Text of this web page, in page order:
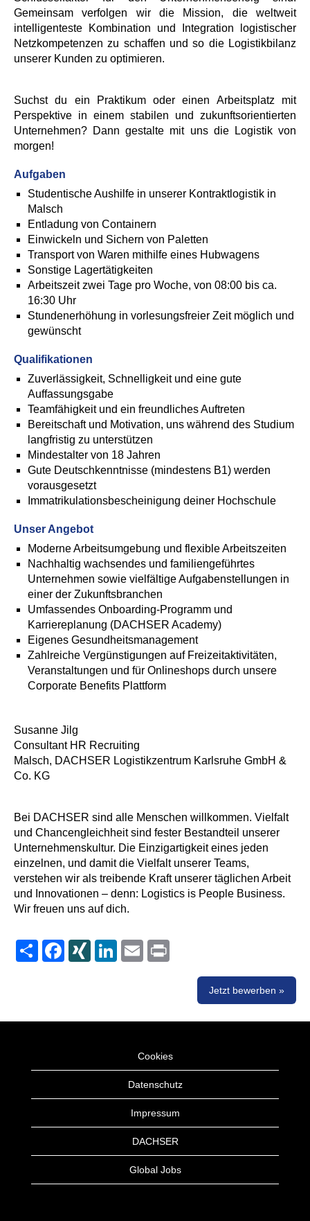
Gemeinsam verfolgen wir die Mission, die weltweit
intelligenteste Kombination und Integration logistischer
Netzkompetenzen zu schaffen und so die Logistikbilanz
unserer Kunden zu optimieren.
Suchst du ein Praktikum oder einen Arbeitsplatz mit
Perspektive in einem stabilen und zukunftsorientierten
Unternehmen? Dann gestalte mit uns die Logistik von
morgen!
Aufgaben
Studentische Aushilfe in unserer Kontraktlogistik in
Malsch
Entladung von Containern
Einwickeln und Sichern von Paletten
Transport von Waren mithilfe eines Hubwagens
Sonstige Lagertätigkeiten
Arbeitszeit zwei Tage pro Woche, von 08:00 bis ca.
16:30 Uhr
Stundenerhöhung in vorlesungsfreier Zeit möglich und
gewünscht
Qualifikationen
Zuverlässigkeit, Schnelligkeit und eine gute
Auffassungsgabe
Teamfähigkeit und ein freundliches Auftreten
Bereitschaft und Motivation, uns während des Studium
langfristig zu unterstützen
Mindestalter von 18 Jahren
Gute Deutschkenntnisse (mindestens B1) werden
vorausgesetzt
Immatrikulationsbescheinigung deiner Hochschule
Unser Angebot
Moderne Arbeitsumgebung und flexible Arbeitszeiten
Nachhaltig wachsendes und familiengeführtes
Unternehmen sowie vielfältige Aufgabenstellungen in
einer der Zukunftsbranchen
Umfassendes Onboarding-Programm und
Karriereplanung (DACHSER Academy)
Eigenes Gesundheitsmanagement
Zahlreiche Vergünstigungen auf Freizeitaktivitäten,
Veranstaltungen und für Onlineshops durch unsere
Corporate Benefits Plattform
Susanne Jilg
Consultant HR Recruiting
Malsch, DACHSER Logistikzentrum Karlsruhe GmbH &
Co. KG
Bei DACHSER sind alle Menschen willkommen. Vielfalt
und Chancengleichheit sind fester Bestandteil unserer
Unternehmenskultur. Die Einzigartigkeit eines jeden
einzelnen, und damit die Vielfalt unserer Teams,
verstehen wir als treibende Kraft unserer täglichen Arbeit
und Innovationen – denn: Logistics is People Business.
Wir freuen uns auf dich.
Share FacebookXING LinkedInEmail
Jetzt bewerben »
Cookies
Datenschutz
Impressum
DACHSER
Global Jobs